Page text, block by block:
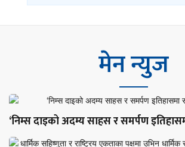
मेन न्युज
‘निम्स दाइको अदम्य साहस र समर्पण